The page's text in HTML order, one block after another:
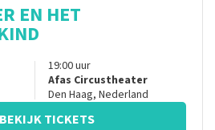
EN HET
19:00uur
Afas Circustheater
Den Haag, Nederland
BEKIJK TICKETS